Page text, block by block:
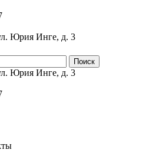
Юрия Инге, д. 3
Поиск
Юрия Инге, д. 3